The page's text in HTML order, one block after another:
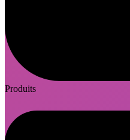
Produits